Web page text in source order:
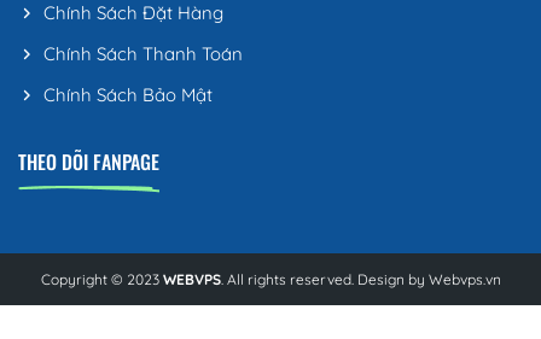
Chính Sách Đặt Hàng
Chính Sách Thanh Toán
Chính Sách Bảo Mật
THEO DÕI FANPAGE
Copyright © 2023 WEBVPS. All rights reserved. Design by Webvps.vn